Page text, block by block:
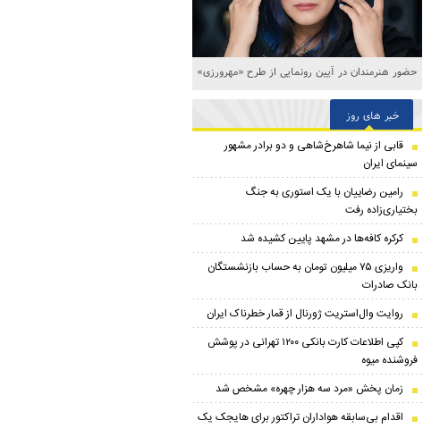
حضور هنرمندان در آیین رونمایی از طرح «مهرورزی»
خبر های روز
قابی از نیما شاهرخ‌شاهی و دو برادر مشهور
سینمای ایران
رامین رضاییان با یک استوری به جنگ
بختیاری‌زاده رفت
کرکره کافه‌ها در مشهد پایین کشیده شد
واریزی ۷۵ میلیون تومان به حساب بازنشستگان
بانک صادرات
روایت وال‌استریت ژورنال از قمار خطرناک ایران
کپی اطلاعات کارت بانکی ۱۲۰۰ تهرانی در پوشش
فروشنده میوه
زمان پخش «مرد سه هزار چهره» مشخص شد
اقدام بی‌سابقه هواداران تراکتور برای هایجک یک